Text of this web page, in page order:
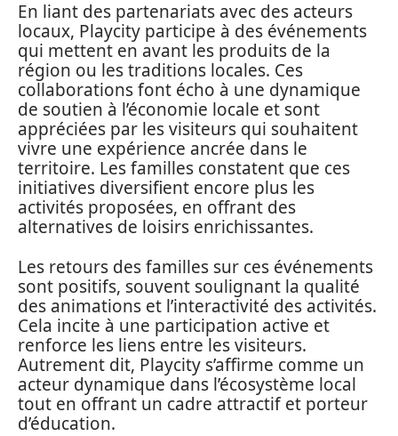
En liant des partenariats avec des acteurs
locaux, Playcity participe à des événements
qui mettent en avant les produits de la
région ou les traditions locales. Ces
collaborations font écho à une dynamique
de soutien à l’économie locale et sont
appréciées par les visiteurs qui souhaitent
vivre une expérience ancrée dans le
territoire. Les familles constatent que ces
initiatives diversifient encore plus les
activités proposées, en offrant des
alternatives de loisirs enrichissantes.
Les retours des familles sur ces événements
sont positifs, souvent soulignant la qualité
des animations et l’interactivité des activités.
Cela incite à une participation active et
renforce les liens entre les visiteurs.
Autrement dit, Playcity s’affirme comme un
acteur dynamique dans l’écosystème local
tout en offrant un cadre attractif et porteur
d’éducation.